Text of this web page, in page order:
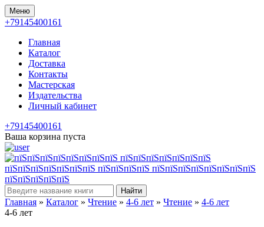
Меню
+79145400161
Главная
Каталог
Доставка
Контакты
Мастерская
Издательства
Личный кабинет
+79145400161
Ваша корзина пуста
Найти
Главная » Каталог » Чтение » 4-6 лет » Чтение » 4-6 лет
4-6 лет